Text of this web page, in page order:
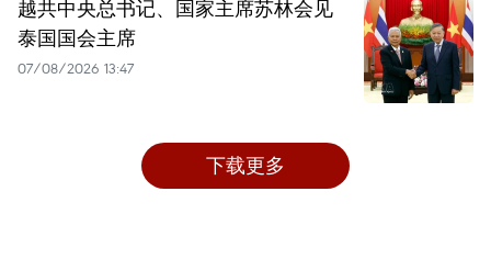
越共中央总书记、国家主席苏林会见
泰国国会主席
07/08/2026 13:47
下载更多